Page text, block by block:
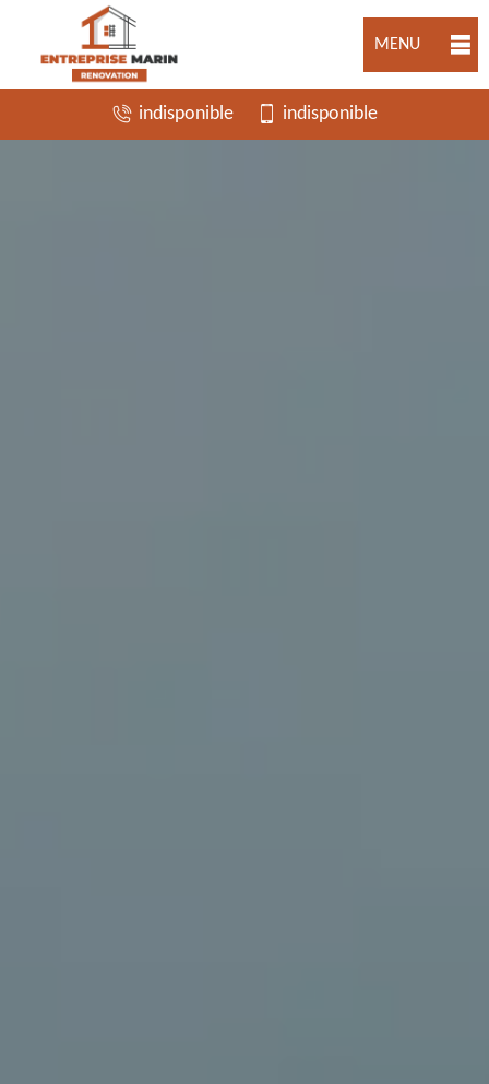
MENU
indisponible indisponible